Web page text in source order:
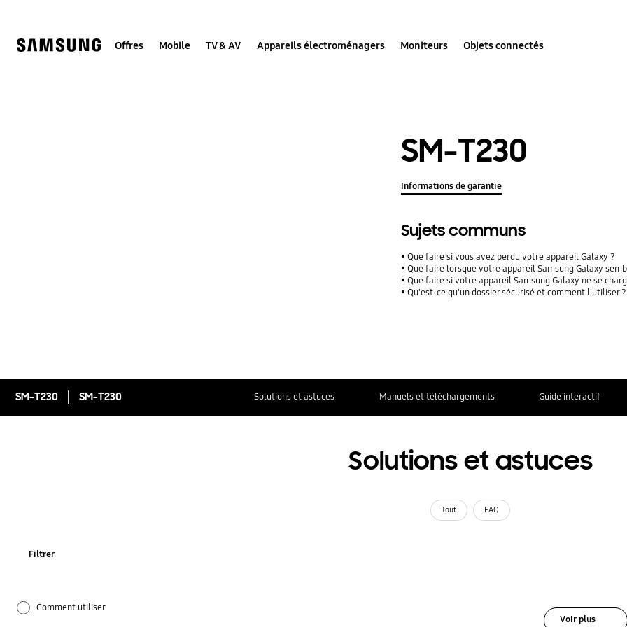
Offres Mobile TV & AV Appareils électroménagers Moniteurs Objets connectés
SM-T230
Informations de garantie
Sujets communs
Que faire si vous avez perdu votre appareil Galaxy ?
Que faire lorsque votre appareil Samsung Galaxy
Que faire si votre appareil Samsung Galaxy ne se
Qu'est-ce qu'un dossier sécurisé et comment l'utiliser ?
SM-T230 SM-T230 Solutions et astuces Manuels et téléchargements Guide interactif
Solutions et astuces
Tout FAQ
Filtrer
Comment utiliser
Voir plus